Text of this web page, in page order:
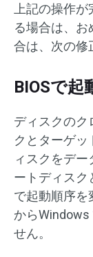
上記の操作
る場合は、
合は、次の修
BIOSで起
ディスクのク
クとターゲッ
ィスクをデ
ートディスク
で起動順序を
から
せん。